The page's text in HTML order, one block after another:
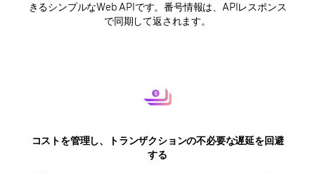
きるシンプルなWeb APIです。番号情報は、APIレスポンス
で同期して返されます。
コストを管理し、トランザクションの不必要な遅延を回避
する